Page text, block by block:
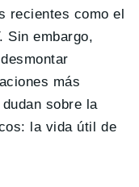
recientes como el
Sin embargo,
más
sobre la
la vida útil de